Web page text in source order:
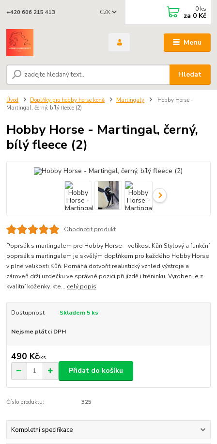
Menu
CZK
Hledat
+420 606 215 413 0 ks
za 0 Kč
Úvod Doplňky pro hobby horse koně Martingaly
Hobby Horse -
Martingal, černý, bílý fleece (2)
Hobby Horse - Martingal, černý,
bílý fleece (2)
Ohodnotit produkt
Poprsák s martingalem pro Hobby Horse – velikost Kůň Stylový a funkční
poprsák s martingalem je skvělým doplňkem pro každého Hobby Horse
v plné velikosti Kůň. Pomáhá dotvořit realistický vzhled výstroje a
zároveň drží uzdečku ve správné pozici při jízdě i tréninku. Vyroben je z
kvalitní koženky, kte... celý popis
Dostupnost Skladem 5 ks
Nejsme plátci DPH
490 Kč/ks
Přidat do košíku
Číslo produktu: 325
Kompletní specifikace